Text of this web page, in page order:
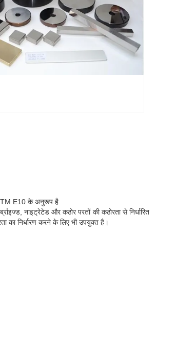
E10 के अनुरूप है
नाइट्रेटेड और कठोर परतों की कठोरता से निर्धारित
का निर्धारण करने के लिए भी उपयुक्त है।